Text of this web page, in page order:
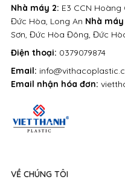
VỀ CHÚNG TÔI
Điện thoại: 0379079874
Email:
Email nhận hóa đơn:
Nhà máy 2: E3 CCN Hoàng
Đức Hòa, Long An Nhà máy
Sơn, Đức Hòa Đông, Đức